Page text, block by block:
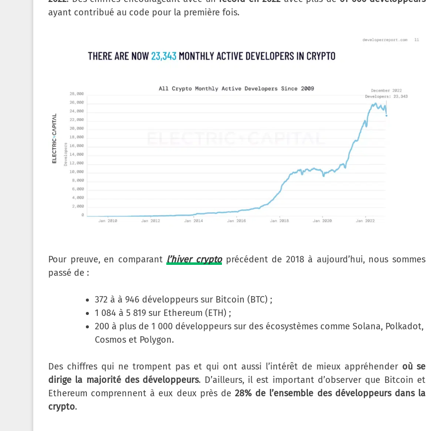
ayant contribué au code pour la première fois.
Pour preuve, en comparant l’hiver cryptoprécédent de 2018 à aujourd’hui, nous sommes
passé de :
372 à à 946 développeurs sur Bitcoin (BTC) ;
1 084 à 5 819 sur Ethereum (ETH) ;
200 à plus de 1 000 développeurs sur des écosystèmes comme Solana, Polkadot,
Cosmos et Polygon.
Des chiffres qui ne trompent pas et qui ont aussi l’intérêt de mieux appréhender où se
dirige la majorité des développeurs. D’ailleurs, il est important d’observer que Bitcoin et
Ethereum comprennent à eux deux près de28% de l’ensemble des développeurs dans la
crypto.